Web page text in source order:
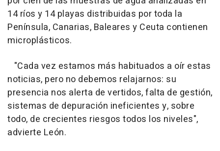
14 ríos y 14 playas distribuidas por toda la
Península, Canarias, Baleares y Ceuta contienen
microplásticos.
"Cada vez estamos más habituados a oír estas
noticias, pero no debemos relajarnos: su
presencia nos alerta de vertidos, falta de gestión,
sistemas de depuración ineficientes y, sobre
todo, de crecientes riesgos todos los niveles",
advierte León.